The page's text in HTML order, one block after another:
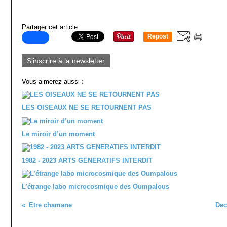
Partager cet article
Repost
S'inscrire à la newsletter
Vous aimerez aussi :
LES OISEAUX NE SE RETOURNENT PAS
Le miroir d’un moment
1982 - 2023 ARTS GENERATIFS INTERDIT
L’étrange labo microcosmique des Oumpalous
Etre chamane